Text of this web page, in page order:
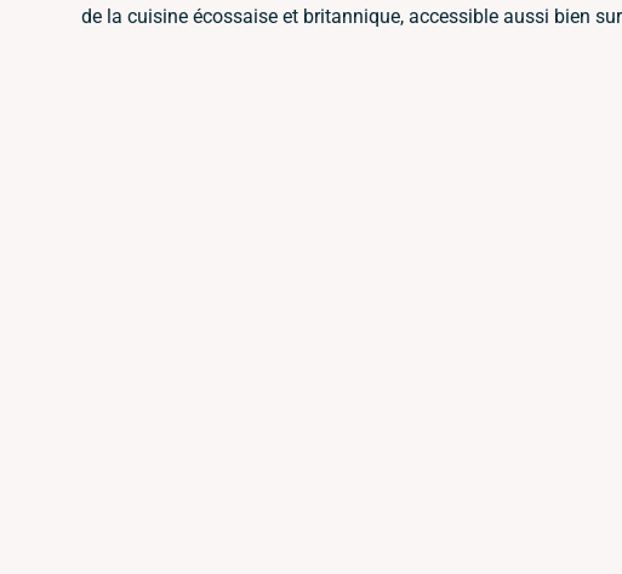
de la cuisine écossaise et britannique, accessible aussi bien